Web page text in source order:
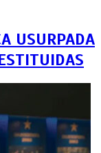
USURPADA